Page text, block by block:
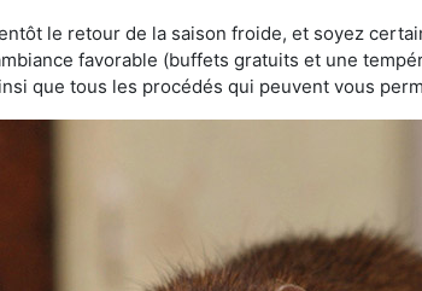
le retour de la saison froide, et soyez
favorable (buffets gratuits et une
que tous les procédés qui peuvent vous